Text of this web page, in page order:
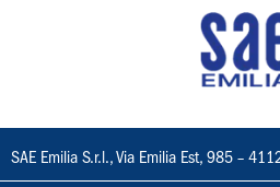
SAE Emilia S.r.l., Via Emilia Est, 985 –